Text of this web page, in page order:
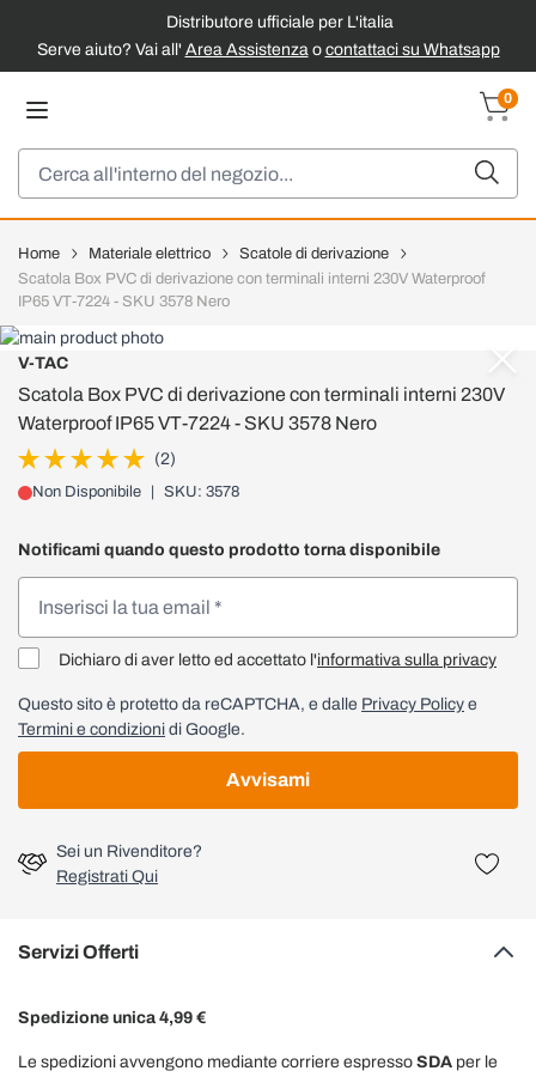
Distributore ufficiale per L'italia
Serve aiuto? Vai all' Area Assistenzao contattaci su Whatsapp
0
Home Materiale elettrico
Scatole di derivazione
Scatola Box PVC di derivazione con terminali interni 230V Waterproof
IP65 VT-7224 - SKU 3578 Nero
V-TAC
Scatola Box PVC di derivazione con terminali interni 230V
Waterproof IP65 VT-7224 - SKU 3578 Nero
(2)
Non Disponibile SKU: 3578
Notificami quando questo prodotto torna disponibile
Dichiaro di aver letto ed accettato l'informativa sulla privacy
Questo sito è protetto da reCAPTCHA, e dalle Privacy Policy e
Termini e condizioni di Google.
Avvisami
Sei un Rivenditore?
Registrati Qui
Servizi Offerti
Spedizione unica 4,99 €
Le spedizioni avvengono mediante corriere espresso SDA per le